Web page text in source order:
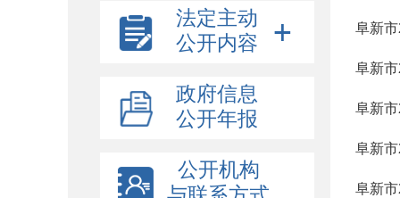
法定主动
公开内容
政府信息
公开年报
公开机构
阜新
阜新
阜新
阜新
阜新